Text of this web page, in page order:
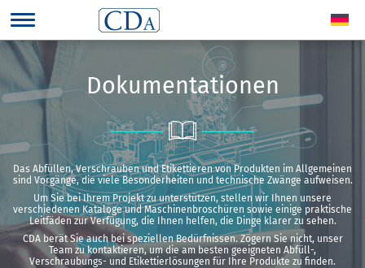
Dokumentationen
Das Abfüllen, Verschrauben und Etikettieren von Produkten im Allgemeinen
sind Vorgänge, die viele Besonderheiten und technische Zwänge aufweisen.
Um Sie bei Ihrem Projekt zu unterstützen, stellen wir Ihnen unsere
verschiedenen Kataloge und Maschinenbroschüren sowie einige praktische
Leitfäden zur Verfügung, die Ihnen helfen, die Dinge klarer zu sehen.
CDA berät Sie auch bei speziellen Bedürfnissen. Zögern Sie nicht, unser
Team zu kontaktieren, um die am besten geeigneten Abfüll-,
Verschraubungs- und Etikettierlösungen für Ihre Produkte zu finden.